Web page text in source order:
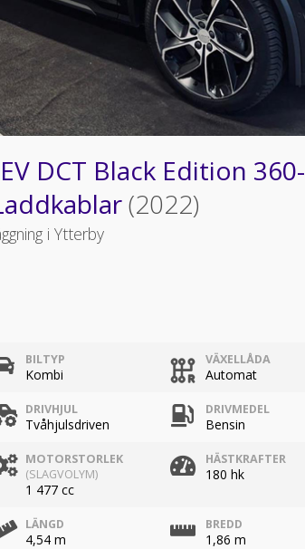
DCT Black Edition 360-
(2022)
i Ytterby
BILTYP
Kombi
VÄXELLÅDA
Automat
DRIVHJUL
Tvåhjulsdriven
DRIVMEDEL
Bensin
MOTORSTORLEK
(SLAGVOLYM)
1 477 cc
HÄSTKRAFTER
180 hk
LÄNGD
4,54 m
BREDD
1,86 m